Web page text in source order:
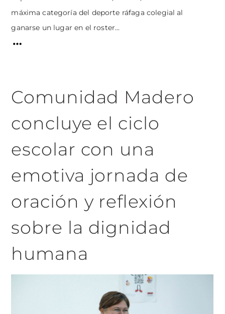
máxima categoría del deporte ráfaga colegial al
ganarse un lugar en el roster...
Comunidad Madero
concluye el ciclo
escolar con una
emotiva jornada de
oración y reflexión
sobre la dignidad
humana